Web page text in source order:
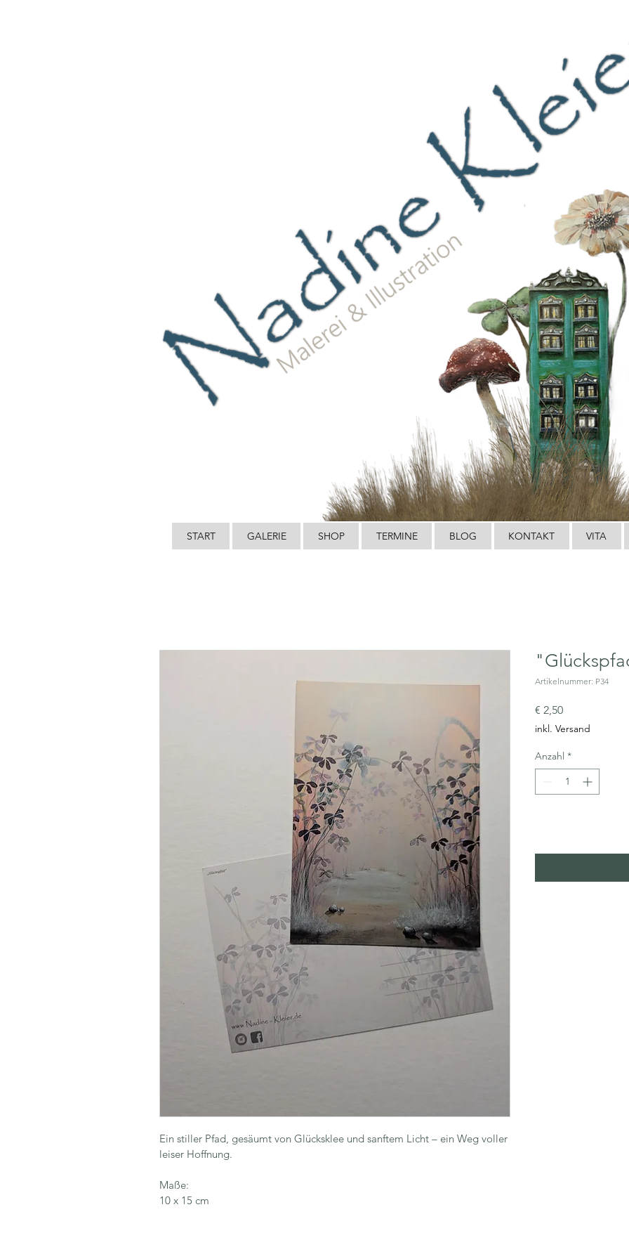
START GALERIE SHOP TERMINE BLOG KONTAKT VITA
Ein stiller Pfad, gesäumt von Glücksklee und sanftem Licht – ein Weg voller
leiser Hoffnung.
Maße:
10 x 15 cm
Artikelnummer: P34
€ 2,50Preis
inkl. Versand
Anzahl *